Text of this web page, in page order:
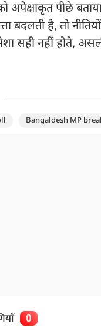
अपेक्षाकृत पीछे
बदलती है, तो
सही नहीं होते,
Bangaldesh MP
0